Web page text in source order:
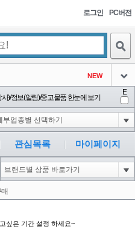
로그인 PC버전
NEW
아이콘
아이콘
아이콘
-16
아이콘
0
)/정보(알림)/중고물품 한눈에 보기
E
관심목록 마이페이지
매
싶은 기간 설정 하세요~